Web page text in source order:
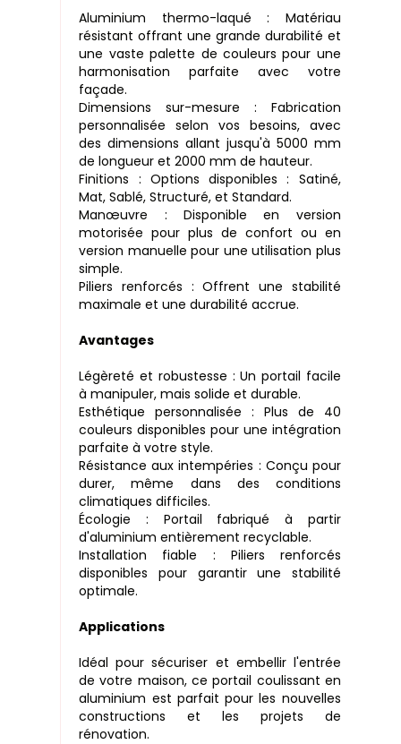
Aluminium thermo-laqué : Matériau
résistant offrant une grande durabilité et
une vaste palette de couleurs pour une
harmonisation parfaite avec votre
façade.
Dimensions sur-mesure : Fabrication
personnalisée selon vos besoins, avec
des dimensions allant jusqu'à 5000 mm
de longueur et 2000 mm de hauteur.
Finitions : Options disponibles : Satiné,
Mat, Sablé, Structuré, et Standard.
Manœuvre : Disponible en version
motorisée pour plus de confort ou en
version manuelle pour une utilisation plus
simple.
Piliers renforcés : Offrent une stabilité
maximale et une durabilité accrue.
Avantages
Légèreté et robustesse : Un portail facile
à manipuler, mais solide et durable.
Esthétique personnalisée : Plus de 40
couleurs disponibles pour une intégration
parfaite à votre style.
Résistance aux intempéries : Conçu pour
durer, même dans des conditions
climatiques difficiles.
Écologie : Portail fabriqué à partir
d'aluminium entièrement recyclable.
Installation fiable : Piliers renforcés
disponibles pour garantir une stabilité
optimale.
Applications
Idéal pour sécuriser et embellir l'entrée
de votre maison, ce portail coulissant en
aluminium est parfait pour les nouvelles
constructions et les projets de
rénovation.